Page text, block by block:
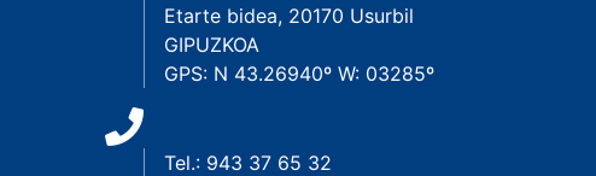
Etarte bidea, 20170 Usurbil
GIPUZKOA
GPS: N 43.26940º W: 03285º
Tel.: 943 37 65 32